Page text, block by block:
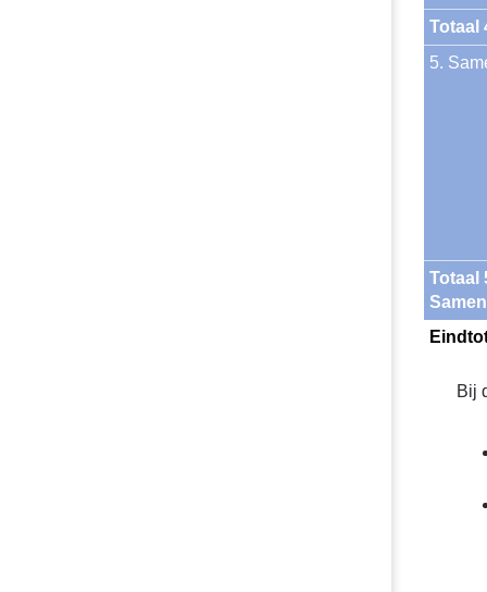
Totaal
5.
Totaal
Bij